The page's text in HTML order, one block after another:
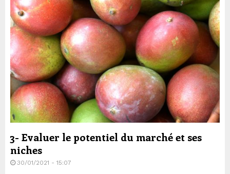
3- Evaluer le potentiel du marché et ses
niches
30/01/2021 - 15:07